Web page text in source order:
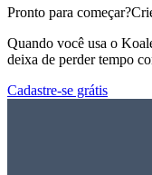
Pronto para começar?
Quando você usa o
deixa de perder tempo
Cadastre-se grátis